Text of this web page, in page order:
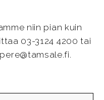
niin pian kuin
03-3124 4200 tai